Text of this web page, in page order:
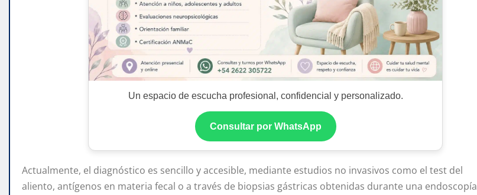
Un espacio de escucha profesional, confidencial y personalizado.
Consultar por WhatsApp
Actualmente, el diagnóstico es sencillo y accesible, mediante estudios no invasivos como el test del
aliento, antígenos en materia fecal o a través de biopsias gástricas obtenidas durante una endoscopía